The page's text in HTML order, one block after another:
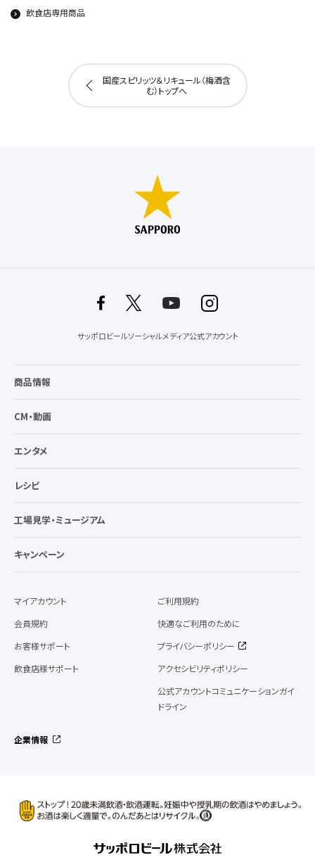
飲食店専用商品
国産スピリッツ＆リキュール（梅酒含
む）トップへ
サッポロビールソーシャルメディア公式アカウント
商品情報
CM・動画
エンタメ
レシピ
工場見学・ミュージアム
キャンペーン
マイアカウント
会員規約
お客様サポート
飲食店様サポート
ご利用規約
快適なご利用のために
プライバシーポリシー
アクセシビリティポリシー
公式アカウントコミュニケーションガイ
ドライン
企業情報